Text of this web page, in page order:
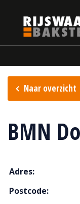
Naar overzicht
BMN
Adres:
Postcode: